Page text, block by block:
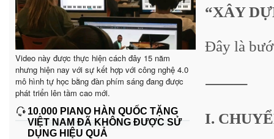
Video này được thực hiện cách đây 15 năm
nhưng hiện nay với sự kết hợp với công nghệ 4.0
mô hình tự học bằng đàn phím sáng đang được
phát triển lên tầm cao mới.
10.000 PIANO HÀN QUỐC TẶNG
VIỆT NAM ĐÃ KHÔNG ĐƯỢC SỬ
DỤNG HIỆU QUẢ
“XÂY
Đây là
⸻
I.